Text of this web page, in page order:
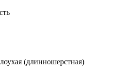
(длинношерстная)